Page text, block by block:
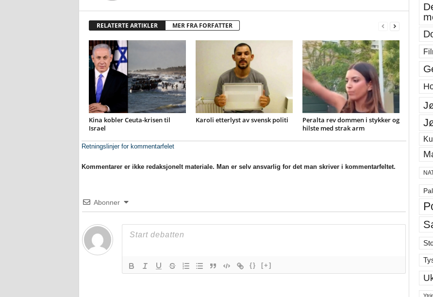
RELATERTE ARTIKLER MER FRA FORFATTER
Kina kobler Ceuta-krisen til
Israel
Karoli etterlyst av svensk politi
Peralta rev dommen i stykker og
hilste med strak arm
Retningslinjer for kommentarfelet
Kommentarer er ikke redaksjonelt materiale. Man er selv ansvarlig for det man skriver i kommentarfeltet.
Abonner
{} [+]